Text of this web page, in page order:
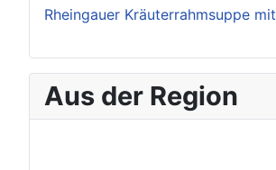
Rheingauer Kräuterrahmsuppe
Aus der Region